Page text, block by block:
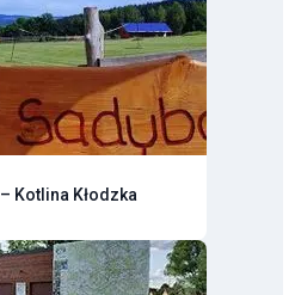
Kotlina Kłodzka